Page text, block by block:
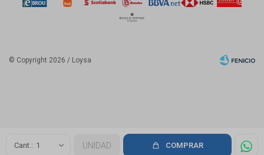
1 UNIDAD COMPRAR
© Copyright 2026 / Loysa
Fenicio